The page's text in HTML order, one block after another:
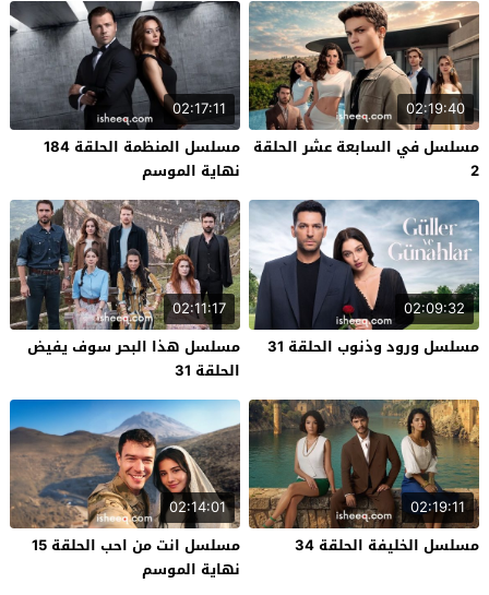
02:19:40
مسلسل في السابعة عشر الحلقة
2
02:17:11
مسلسل المنظمة الحلقة 184
نهاية الموسم
02:09:32
مسلسل ورود وذنوب الحلقة 31
02:11:17
مسلسل هذا البحر سوف يفيض
الحلقة 31
02:19:11
مسلسل الخليفة الحلقة 34
02:14:01
مسلسل انت من احب الحلقة 15
نهاية الموسم